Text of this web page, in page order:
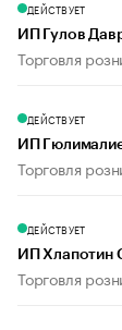
ДЕЙСТВУЕТ
ИП Гулов
Торговля
ДЕЙСТВУЕТ
ИП
Торговля
ДЕЙСТВУЕТ
ИП Хлапотин
Торговля